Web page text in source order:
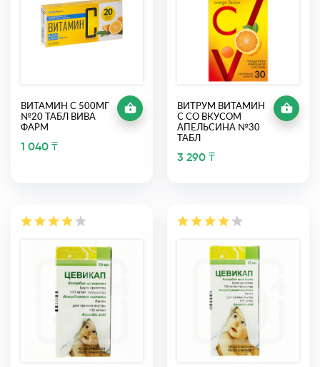
ВИТАМИН С 500МГ
№20 ТАБЛ ВИВА
ФАРМ
1 040 ₸
ВИТРУМ ВИТАМИН
С СО ВКУСОМ
АПЕЛЬСИНА №30
ТАБЛ
3 290 ₸